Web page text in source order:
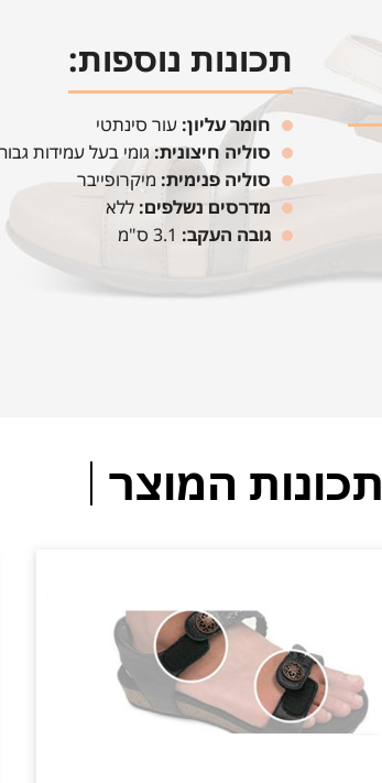
תכונות נוספות:
חומר עליון: עור סינתטי
סוליה חיצונית:גומי בעל עמידות
סוליה פנימית: מיקרופייבר
מדרסים נשלפים: ללא
גובה העקב:
תכונות המוצר